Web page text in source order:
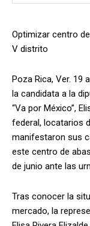
Optimizar centro
V distrito
Poza Rica, Ver. 19
la candidata a la
“Va por México”,
federal, locatarios
manifestaron sus
este centro de
de junio ante las
Tras conocer la
mercado, la